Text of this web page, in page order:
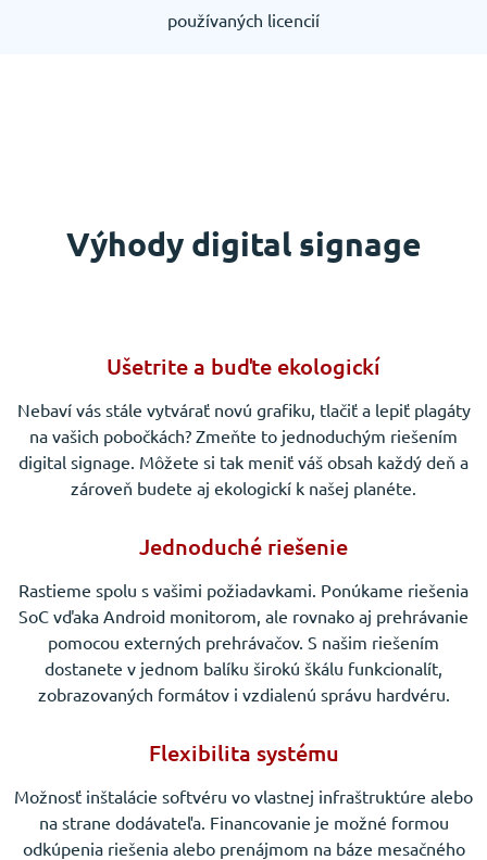
používaných licencií
Výhody digital signage
Ušetrite a buďte ekologickí
Nebaví vás stále vytvárať novú grafiku, tlačiť a lepiť plagáty
na vašich pobočkách? Zmeňte to jednoduchým riešením
digital signage. Môžete si tak meniť váš obsah každý deň a
zároveň budete aj ekologickí k našej planéte.
Jednoduché riešenie
Rastieme spolu s vašimi požiadavkami. Ponúkame riešenia
SoC vďaka Android monitorom, ale rovnako aj prehrávanie
pomocou externých prehrávačov. S našim riešením
dostanete v jednom balíku širokú škálu funkcionalít,
zobrazovaných formátov i vzdialenú správu hardvéru.
Flexibilita systému
Možnosť inštalácie softvéru vo vlastnej infraštruktúre alebo
na strane dodávateľa. Financovanie je možné formou
odkúpenia riešenia alebo prenájmom na báze mesačného